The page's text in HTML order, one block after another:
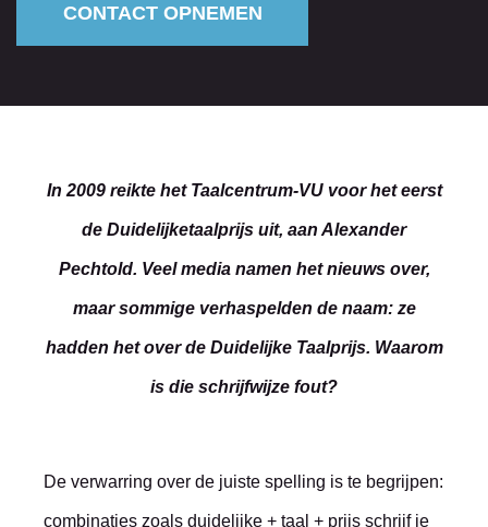
CONTACT OPNEMEN
In 2009 reikte het Taalcentrum-VU voor het eerst
de Duidelijketaalprijs uit, aan Alexander
Pechtold. Veel media namen het nieuws over,
maar sommige verhaspelden de naam: ze
hadden het over de Duidelijke Taalprijs. Waarom
is die schrijfwijze fout?
De verwarring over de juiste spelling is te begrijpen:
combinaties zoals duidelijke + taal + prijs schrijf je